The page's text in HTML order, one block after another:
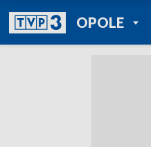
OPOLE
POWRÓT
TVP